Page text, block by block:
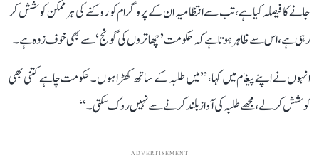
جانے کا فیصلہ کیا ہے، تب سے انتظامیہ ان کے پروگرام کو روکنے کی ہر ممکن کوشش کر
رہی ہے، اس سے ظاہر ہوتا ہے کہ حکومت ’چھاتروں کی گونج‘ سے بھی خوف زدہ ہے۔
انہوں نے اپنے پیغام میں کہا، ’’میں طلبہ کے ساتھ کھڑا ہوں۔ حکومت چاہے کتنی بھی
کوشش کر لے، مجھے طلبہ کی آواز بلند کرنے سے نہیں روک سکتی۔‘‘